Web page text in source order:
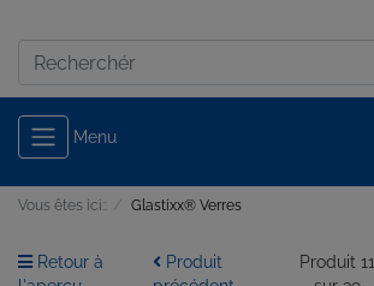
Menu
Vous êtes ici:: Glastixx® Verres
Retour à
Produit
Produit 11